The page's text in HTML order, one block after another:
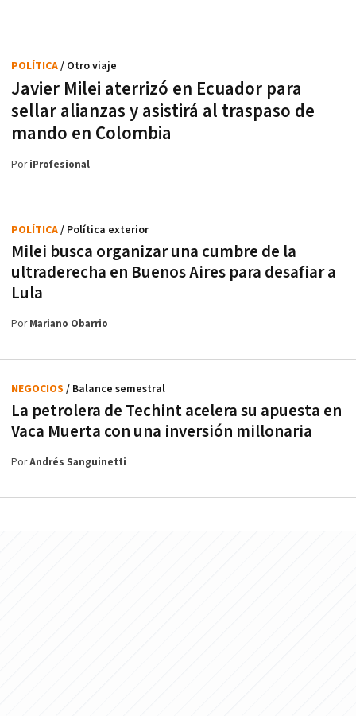
Javier Milei aterrizó en Ecuador para
sellar alianzas y asistirá al traspaso de
mando en Colombia
POLÍTICA/ Otro viaje
PoriProfesional
Milei busca organizar una cumbre de la
ultraderecha en Buenos Aires para desafiar a
Lula
POLÍTICA/ Política exterior
PorMariano Obarrio
La petrolera de Techint acelera su apuesta en
Vaca Muerta con una inversión millonaria
NEGOCIOS / Balance semestral
PorAndrés Sanguinetti